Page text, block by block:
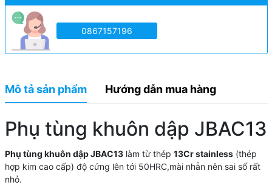
0867157196
Mô tả sản phẩm Hướng dẫn mua hàng
Phụ tùng khuôn dập JBAC13
Phụ tùng khuôn dập JBAC13làm từ thép 13Cr stainless(thép
hợp kim cao cấp) độ cứng lên tới 50HRC,mài nhẵn nên sai số rất
nhỏ.